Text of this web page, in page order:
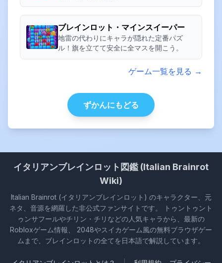
ブレインロット・マインスイーパー
地雷の代わりにキャラが隠れた定番パズ
ル！旗を立てて安全に全マスを開こう。
ゲーム一覧を見る →
ずかんにもどる
イタリアンブレインロット図鑑 (Italian Brainrot
Wiki)
Italian Brainrot (イタリアンブレインロット) のキャラクター、元
ネタ、音源を網羅した非公式ファンサイトです。 トゥントゥント
ゥンサフールやチリン・チリなどの人気キャラから、最新の
Robloxゲーム情報、 2048やスイカゲーム風の無料ブラウザゲー
ムまで、ブレインロットの全てを日本語で解説しています。